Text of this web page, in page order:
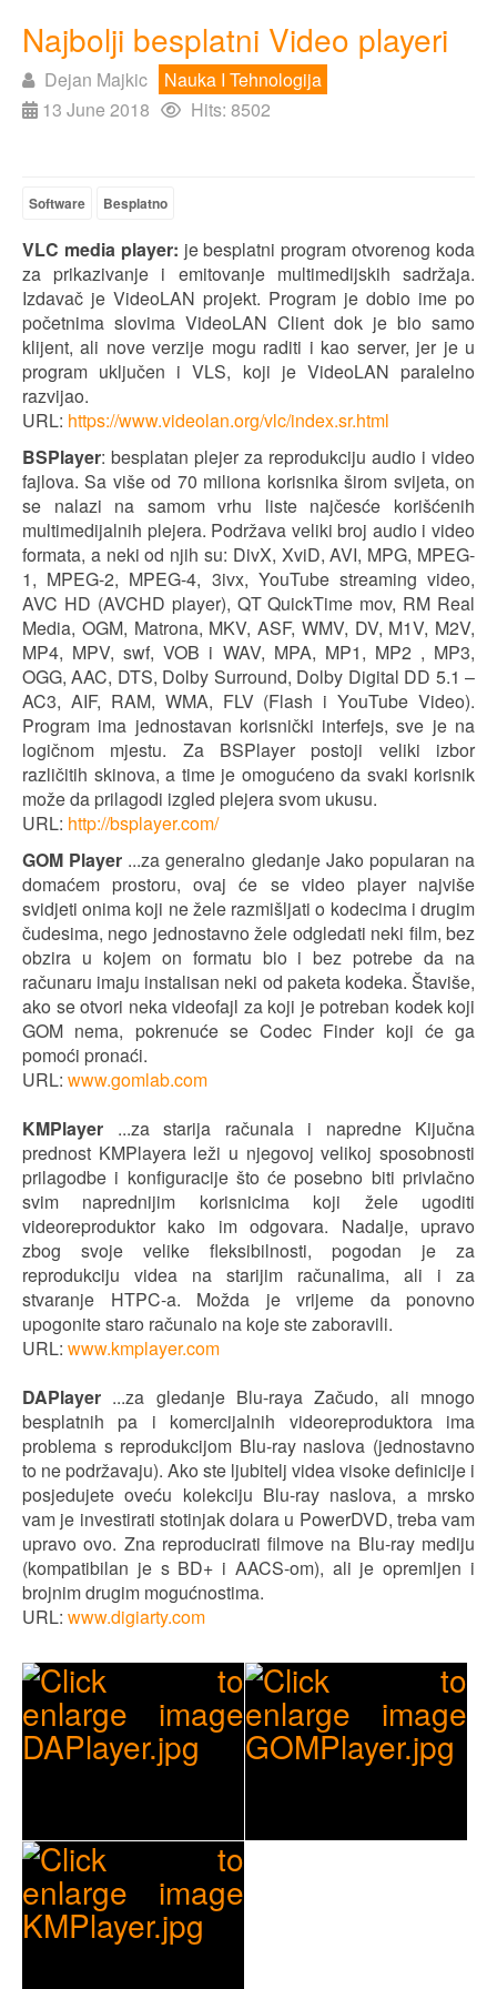
Najbolji besplatni Video playeri
Dejan Majkic
Nauka I Tehnologija
13 June 2018
Hits: 8502
Software Besplatno
VLC media player: je besplatni program otvorenog koda
za prikazivanje i emitovanje multimedijskih sadržaja.
Izdavač je VideoLAN projekt. Program je dobio ime po
početnima slovima VideoLAN Client dok je bio samo
klijent, ali nove verzije mogu raditi i kao server, jer je u
program uključen i VLS, koji je VideoLAN paralelno
razvijao.
URL: https://www.videolan.org/vlc/index.sr.html
BSPlayer: besplatan plejer za reprodukciju audio i video
fajlova. Sa više od 70 miliona korisnika širom svijeta, on
se nalazi na samom vrhu liste najčesće korišćenih
multimedijalnih plejera. Podržava veliki broj audio i video
formata, a neki od njih su: DivX, XviD, AVI, MPG, MPEG-
1, MPEG-2, MPEG-4, 3ivx, YouTube streaming video,
AVC HD (AVCHD player), QT QuickTime mov, RM Real
Media, OGM, Matrona, MKV, ASF, WMV, DV, M1V, M2V,
MP4, MPV, swf, VOB i WAV, MPA, MP1, MP2 , MP3,
OGG, AAC, DTS, Dolby Surround, Dolby Digital DD 5.1 –
AC3, AIF, RAM, WMA, FLV (Flash i YouTube Video).
Program ima jednostavan korisnički interfejs, sve je na
logičnom mjestu. Za BSPlayer postoji veliki izbor
različitih skinova, a time je omogućeno da svaki korisnik
može da prilagodi izgled plejera svom ukusu.
URL: http://bsplayer.com/
GOM Player ...za generalno gledanje Jako popularan na
domaćem prostoru, ovaj će se video player najviše
svidjeti onima koji ne žele razmišljati o kodecima i drugim
čudesima, nego jednostavno žele odgledati neki film, bez
obzira u kojem on formatu bio i bez potrebe da na
računaru imaju instalisan neki od paketa kodeka. Štaviše,
ako se otvori neka videofajl za koji je potreban kodek koji
GOM nema, pokrenuće se Codec Finder koji će ga
pomoći pronaći.
URL: www.gomlab.com
KMPlayer ...za starija računala i napredne Kijučna
prednost KMPlayera leži u njegovoj velikoj sposobnosti
prilagodbe i konfiguracije što će posebno biti privlačno
svim naprednijim korisnicima koji žele ugoditi
videoreproduktor kako im odgovara. Nadalje, upravo
zbog svoje velike fleksibilnosti, pogodan je za
reprodukciju videa na starijim računalima, ali i za
stvaranje HTPC-a. Možda je vrijeme da ponovno
upogonite staro računalo na koje ste zaboravili.
URL: www.kmplayer.com
DAPlayer ...za gledanje Blu-raya Začudo, ali mnogo
besplatnih pa i komercijalnih videoreproduktora ima
problema s reprodukcijom Blu-ray naslova (jednostavno
to ne podržavaju). Ako ste ljubitelj videa visoke definicije i
posjedujete oveću kolekciju Blu-ray naslova, a mrsko
vam je investirati stotinjak dolara u PowerDVD, treba vam
upravo ovo. Zna reproducirati filmove na Blu-ray mediju
(kompatibilan je s BD+ i AACS-om), ali je opremljen i
brojnim drugim mogućnostima.
URL: www.digiarty.com